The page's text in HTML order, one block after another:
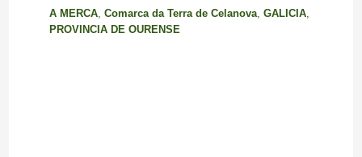
A MERCA, Comarca da Terra de Celanova, GALICIA,
PROVINCIA DE OURENSE